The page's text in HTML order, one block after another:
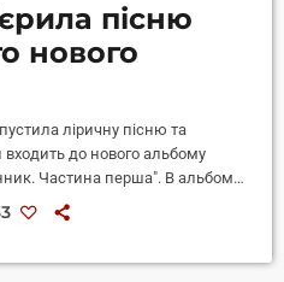
пісню
нового
ліричну пісню та
до нового альбому
Частина перша". В альбомі
з яких розкриває певну
останнього року. До